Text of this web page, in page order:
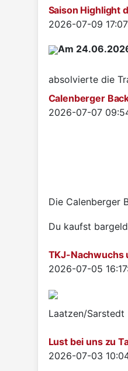
Saison Highlight
Details
2026-07-09
Am
absolvierte die
Calenberger
Details
2026-07-07
Die Calenberger
Du kaufst
TKJ-Nachwuchs
Details
2026-07-05
Laatzen/
Lust bei uns zu
Details
2026-07-03